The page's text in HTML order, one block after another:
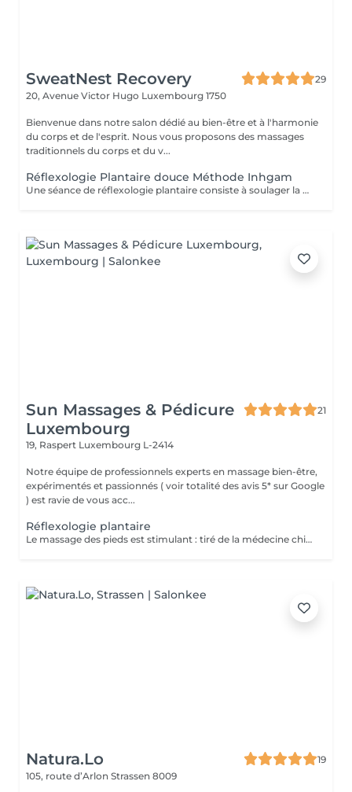
SweatNest Recovery
29
20, Avenue Victor Hugo Luxembourg 1750
Bienvenue dans notre salon dédié au bien-être et à l'harmonie
du corps et de l'esprit. Nous vous proposons des massages
traditionnels du corps et du v...
Réflexologie Plantaire douce Méthode Inhgam
Une séance de réflexologie plantaire consiste à soulager la personne en traitant les déséquilibres du corps, grâce à des pressions manuelles exercées sur les zones dites "réflexes" des pieds. Elle réduit les manifestations du stress, libère les blocages, élimine les toxines de l'organisme, améliore la vitalité. Cette technique manuelle rééquilibre le corps et tente de normaliser tous les systèmes de l'organisme. Malgré les bienfaits de la réflexologie, il faut garder à l'esprit que cette discipline, comme toutes celles de médecine douce ne peuvent en aucun cas se substituer à un traitement ou à un avis médical. Cette technique ne peut pas être considérée non plus comme une méthode du diagnostic. La réflexologie plantaire est une méthode naturelle de relaxation et une réelle source de bien-être, à effet bénéfique pour la santé, tant physiquement que mentalement. La réflexologie est une méthode douce, naturelle et généralement bien tolérée, mais comme tout soin, elle présente certaines contre-indications à respecter pour garantir votre sécurité. Elle n'est pas recommandée en cas de phlébite ou de thrombose en cours, de fièvre ou d'infection aiguë, ainsi qu'en présence d'une inflammation importante, d'une blessure récente ou d'une intervention chirurgicale récente sur la zone concernée. La réflexologie est également à éviter chez les personnes souffrant d'épilepsie non stabilisée, de maladies cardiaques graves ou de cancers en phase aiguë sans l'avis d'un médecin. En début de grossesse (premier trimestre), la prudence est de mise : les soins peuvent être proposés avec des adaptations ou différés selon les cas. En cas de grossesse à risque ou de parcours médical complexe, un accord médical peut être demandé avant de commencer les séances.
Sun Massages & Pédicure
Luxembourg
21
19, Raspert Luxembourg L-2414
Notre équipe de professionnels experts en massage bien-être,
expérimentés et passionnés ( voir totalité des avis 5* sur Google
) est ravie de vous acc...
Réflexologie plantaire
Le massage des pieds est stimulant : tiré de la médecine chinoise, la réflexologie plantaire stimule les terminaisons nerveuses toutes reliées à différentes parties du corps. En pratiquant des pressions sur plusieurs zones précises de la voûte plantaire, le masseur stimule la circulation sanguine et favorise le drainage lymphatique. Le massage des pieds est idéal pour soulager l'effet de jambes et pieds lourds. Le massage des pieds est rééquilibrant : il prévient d'éventuels troubles en offrant un meilleur équilibre. La voûte plantaire contient de nombreux points d'acupuncture. En exerçant une pression sur ces points, le masseur agit sur l'énergie du corps. Il peut rétablir un équilibre émotionnel ou un bien-être physiologique. Il favorise la stimulation sanguine et peut libérer certaines énergies en activant la circulation sanguine. Le massage des pieds est relaxant : il permet de lutter efficacement contre les tensions. La pression prolongée sur certaines zones de la voûte plantaire favorise l'évacuation du stress et offre une détente très profonde.
Natura.Lo
19
105, route d’Arlon Strassen 8009